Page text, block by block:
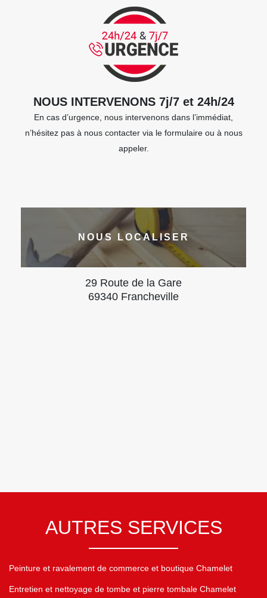
NOUS INTERVENONS 7j/7 et 24h/24
En cas d’urgence, nous intervenons dans l’immédiat,
n’hésitez pas à nous contacter via le formulaire ou à nous
appeler.
NOUS LOCALISER
29 Route de la Gare
69340 Francheville
AUTRES SERVICES
Peinture et ravalement de commerce et boutique Chamelet
Entretien et nettoyage de tombe et pierre tombale Chamelet